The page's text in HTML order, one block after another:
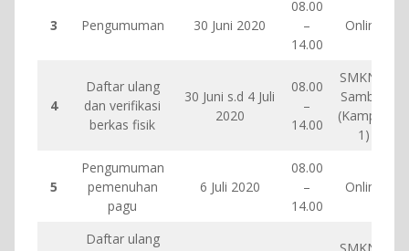
3 Pengumuman 30 Juni 2020
08.00
–
14.00
Online
4
Daftar ulang
dan verifikasi
berkas fisik
30 Juni s.d 4 Juli
2020
08.00
–
14.00
SMKN 1
Sambas
(Kampus
1)
5
Pengumuman
pemenuhan
pagu
6 Juli 2020
08.00
–
14.00
Online
Daftar ulang